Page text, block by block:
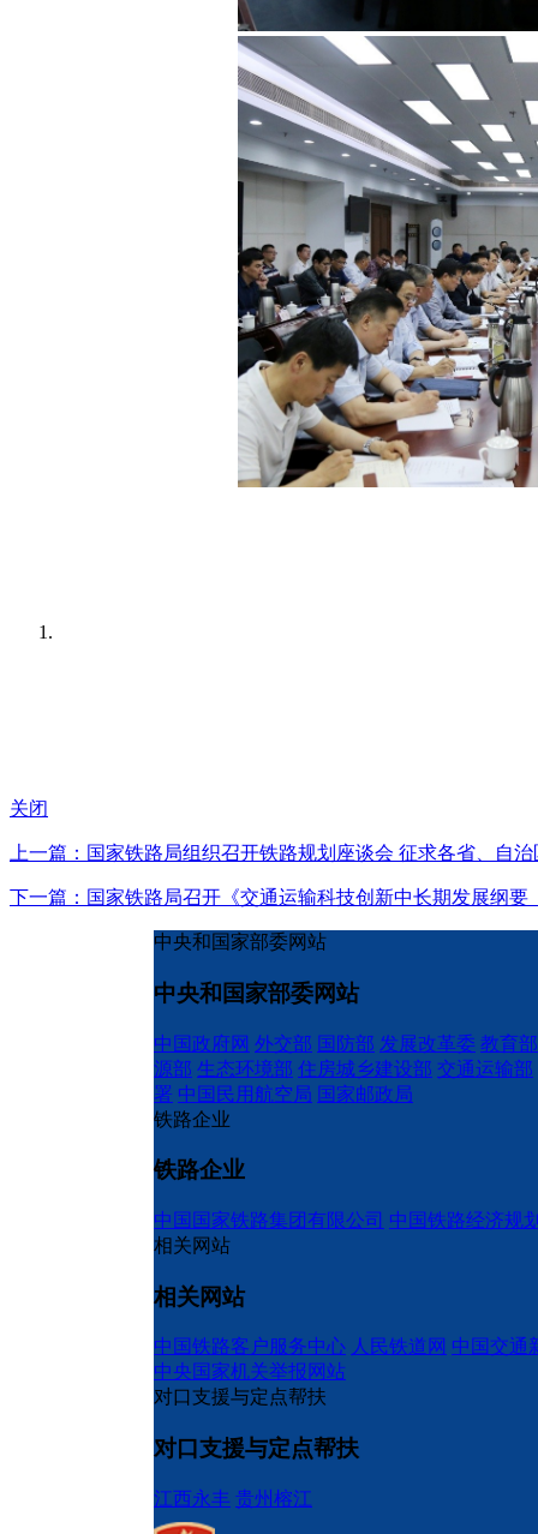
关闭
上一篇：国家铁路局组织召开铁路规划座谈会 征求各省、自
下一篇：国家铁路局召开《交通运输科技创新中长期发展纲要
中央和国家部委网站
中央和国家部委网站
中国政府网 外交部 国防部 发展改革委 教育部
源部 生态环境部 住房城乡建设部 交通运输部
署 中国民用航空局 国家邮政局
铁路企业
铁路企业
中国国家铁路集团有限公司 中国铁路经济规
相关网站
相关网站
中国铁路客户服务中心 人民铁道网 中国交通
中央国家机关举报网站
对口支援与定点帮扶
对口支援与定点帮扶
江西永丰 贵州榕江